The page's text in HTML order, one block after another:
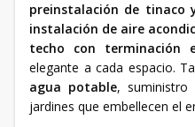
preinstalación de tinaco
instalación de aire
techo con terminación
elegante a cada espacio.
agua potable, suministro
jardines que embellecen el